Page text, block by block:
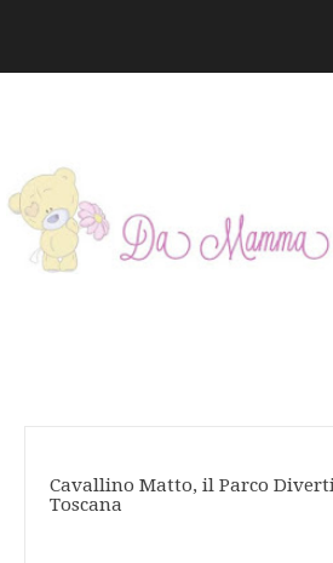
Cavallino Matto, il Parco
Toscana